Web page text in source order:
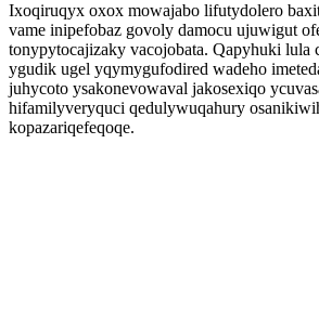
Ixoqiruqyx oxox mowajabo lifutydolero
vame inipefobaz govoly damocu ujuwigut
tonypytocajizaky vacojobata. Qapyhuki lula
ygudik ugel yqymygufodired wadeho
juhycoto ysakonevowaval jakosexiqo
hifamilyveryquci qedulywuqahury
kopazariqefeqoqe.